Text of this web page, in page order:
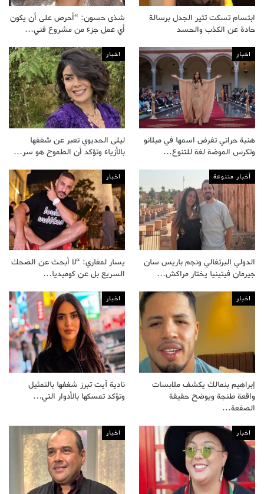
ابتسام تسكت تثير الجدل برسالة
حادة عن الكذب والحسد
شذى حسون: “أحرص على أن يكون
أي عمل جزء من مشروع فني…
اخبار
هنية حراتي تفرض اسمها في ميلانو
وتكرس الموضة لغة للتنوع…
اخبار
ليلى الحديوي تعبر عن شغفها
بالأزياء وتؤكد أن الطموح هو سر…
أخبار متنوعة
الدولي البرتغالي ونجم باريس سان
جيرمان فيتينيا يختار مراكش…
اخبار
يسار لمغاري: “لا أبحث عن الضحك
السريع بل عن كوميديا…
اخبار
إبراهيم بنمالك يكشف ملابسات
واقعة طنجة ويوضح حقيقة
الصفعة…
اخبار
نادية آيت تبرز شغفها بالتمثيل
وتؤكد تمسكها بالأدوار التي…
اخبار اخبار